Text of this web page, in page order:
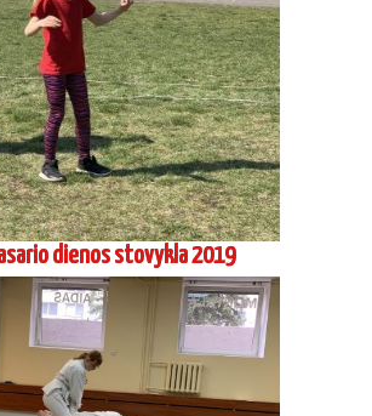
dienos stovykla 2019